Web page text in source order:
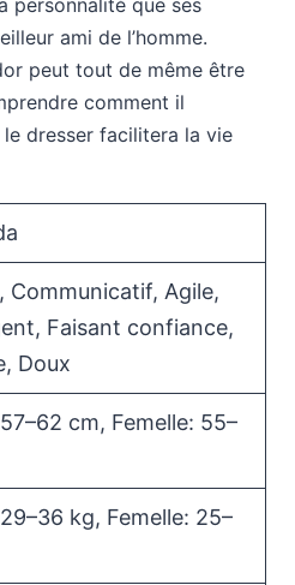
personnalité que ses
ami de l’homme.
peut tout de même être
comment il
dresser facilitera la vie
Communicatif, Agile,
Faisant confiance,
Doux
cm, Femelle: 55–
kg, Femelle: 25–